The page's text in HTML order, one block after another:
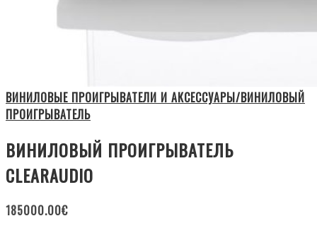
ВИНИЛОВЫЕ ПРОИГРЫВАТЕЛИ И АКСЕССУАРЫ/ВИНИЛОВЫЙ
ПРОИГРЫВАТЕЛЬ
ВИНИЛОВЫЙ ПРОИГРЫВАТЕЛЬ
CLEARAUDIO
185000.00€